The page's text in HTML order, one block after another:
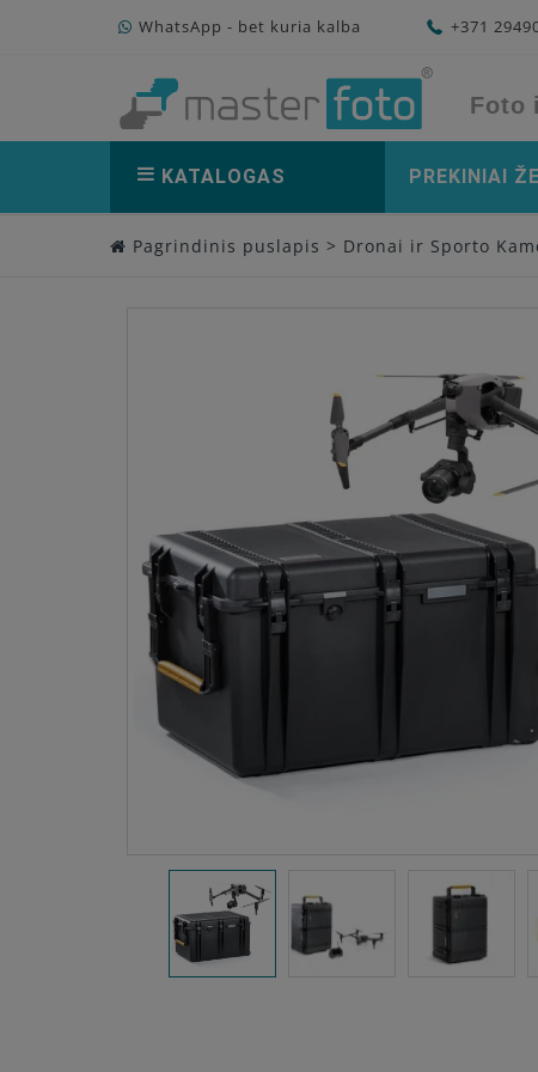
WhatsApp - bet kuria kalba +371
Foto
KATALOGAS PREKINIAI
Pagrindinis puslapis > Dronai ir Sporto